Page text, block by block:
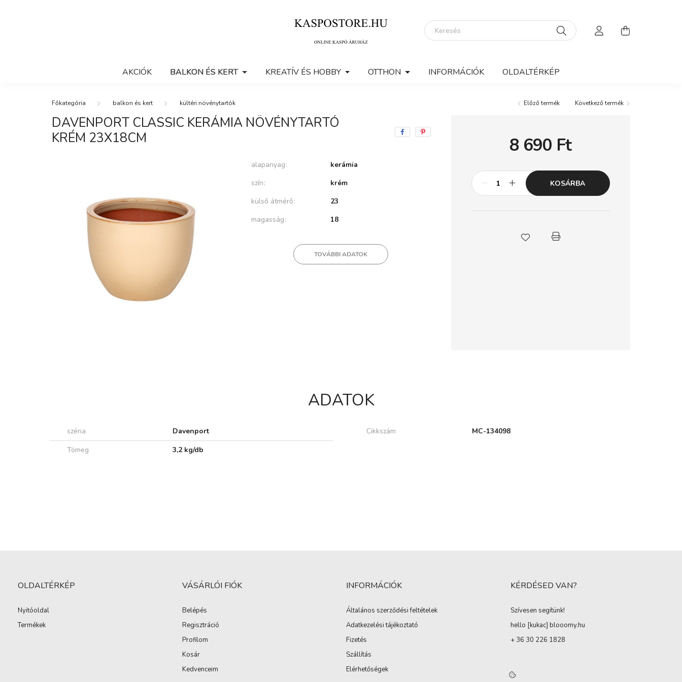
AKCIÓK BALKON ÉS KERT KREATÍV ÉS HOBBY OTTHON INFORMÁCIÓK OLDALTÉRKÉP
balkon és kert kültéri növénytartók Előző termék Következő termék
DAVENPORT CLASSIC KERÁMIA NÖVÉNYTARTÓ
KRÉM 23X18CM
alapanyag
kerámia
szín
krém
külső átmérő
23
magasság
18
TOVÁBBI ADATOK
8 690 Ft
KOSÁRBA
ADATOK
széria Davenport Cikkszám
MC-134098
Tömeg
3,2 kg/db
OLDALTÉRKÉP
Nyitóoldal
Termékek
VÁSÁRLÓI FIÓK
Belépés
Regisztráció
Profilom
Kosár
Kedvenceim
INFORMÁCIÓK
Általános szerződési feltételek
Adatkezelési tájékoztató
Fizetés
Szállítás
Elérhetőségek
KÉRDÉSED VAN?
Szívesen segítünk!
hello [kukac] blooomy.hu
+ 36 30 226 1828